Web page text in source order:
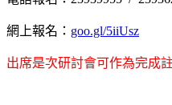
網上報名： goo.gl/5iiUsz
出席是次研討會可作為完成